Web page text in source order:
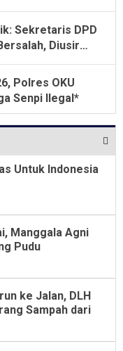
Sekretaris DPD
Diusir
Polres OKU
Senpi Ilegal*
Untuk Indonesia
Manggala Agni
Pudu
ke Jalan, DLH
Sampah dari